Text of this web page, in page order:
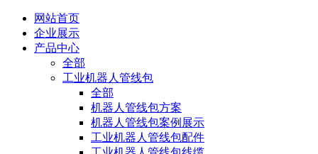
网站首页
企业展示
产品中心
全部
工业机器人管线包
全部
机器人管线包方案
机器人管线包案例展示
工业机器人管线包配件